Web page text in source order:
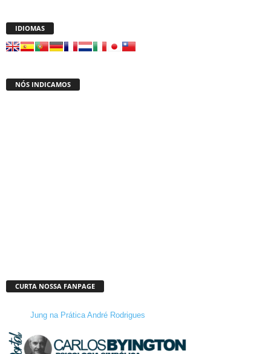
IDIOMAS
NÓS INDICAMOS
CURTA NOSSA FANPAGE
Jung na Prática André Rodrigues